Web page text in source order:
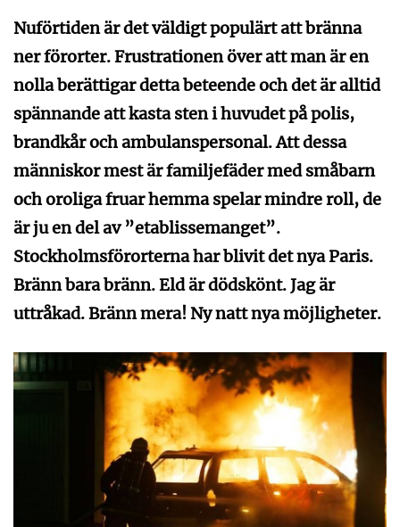
Nuförtiden är det väldigt populärt att bränna
ner förorter. Frustrationen över att man är en
nolla berättigar detta beteende och det är alltid
spännande att kasta sten i huvudet på polis,
brandkår och ambulanspersonal. Att dessa
människor mest är familjefäder med småbarn
och oroliga fruar hemma spelar mindre roll, de
är ju en del av ”etablissemanget”.
Stockholmsförorterna har blivit det nya Paris.
Bränn bara bränn. Eld är dödskönt. Jag är
uttråkad. Bränn mera! Ny natt nya möjligheter.